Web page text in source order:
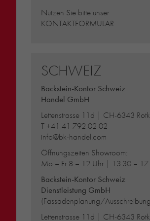
Nutzen Sie bitte unser
KONTAKTFORMULAR
SCHWEIZ
Backstein-Kontor Schweiz
Handel GmbH
Lettenstrasse 11d | CH-6343
T+41 41 792 02 02
info@bk-handel.com
Öffnungszeiten Showroom:
Mo – Fr 8 – 12 Uhr | 13.30 – 17
Backstein-Kontor Schweiz
Dienstleistung GmbH
(Fassadenplanung/
Lettenstrasse 11d | CH-6343